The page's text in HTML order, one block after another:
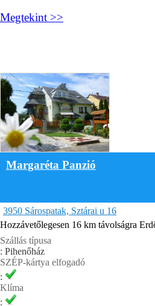
Megtekint >>
Margaréta Panzió
3950 Sárospatak, Sztárai u 16
Hozzávetőlegesen 16 km távolságra
Szállás típusa
: Pihenőház
SZÉP-kártya elfogadó
:
Klíma
: